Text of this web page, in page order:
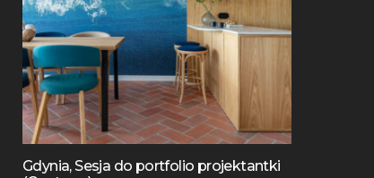
Gdynia, Sesja do portfolio projektantki